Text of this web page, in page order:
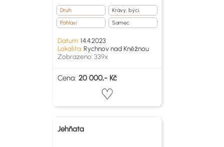
Druh
Krávy, býci,
telata
Pohlaví
Samec
Datum:14.4.2023
Lokalita:Rychnov nad Kněžnou
Zobrazeno: 339x
Cena: 20 000,- Kč
Jehňata